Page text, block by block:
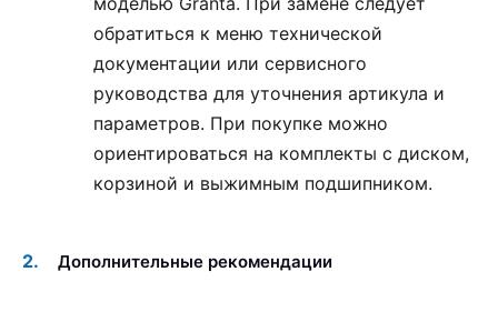
обратиться к меню технической
документации или сервисного
руководства для уточнения артикула и
параметров. При покупке можно
ориентироваться на комплекты с диском,
корзиной и выжимным подшипником.
Дополнительные рекомендации